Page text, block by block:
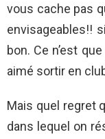
vous cache pas
envisageables!!
bon. Ce n’est
aimé sortir en
Mais quel regret
dans lequel on